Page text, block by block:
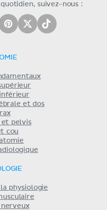
suivez-nous :
et dos
et pelvis
cou
physiologie